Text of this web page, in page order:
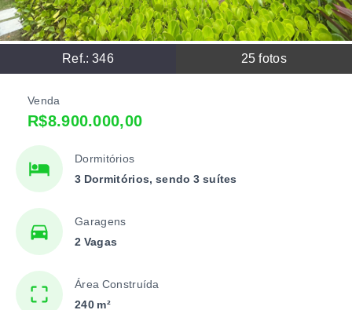
Ref.:346 25 fotos
Venda
R$8.900.000,00
Dormitórios
3 Dormitórios, sendo 3 suítes
Garagens
2 Vagas
Área Construída
240 m²